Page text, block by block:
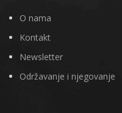
O nama
Kontakt
Newsletter
Održavanje i njegovanje